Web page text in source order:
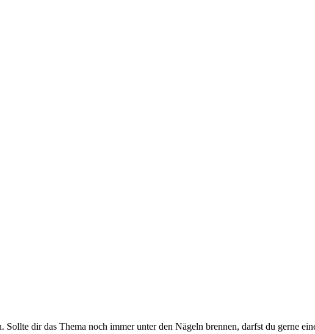
dir das Thema noch immer unter den Nägeln brennen, darfst du gerne